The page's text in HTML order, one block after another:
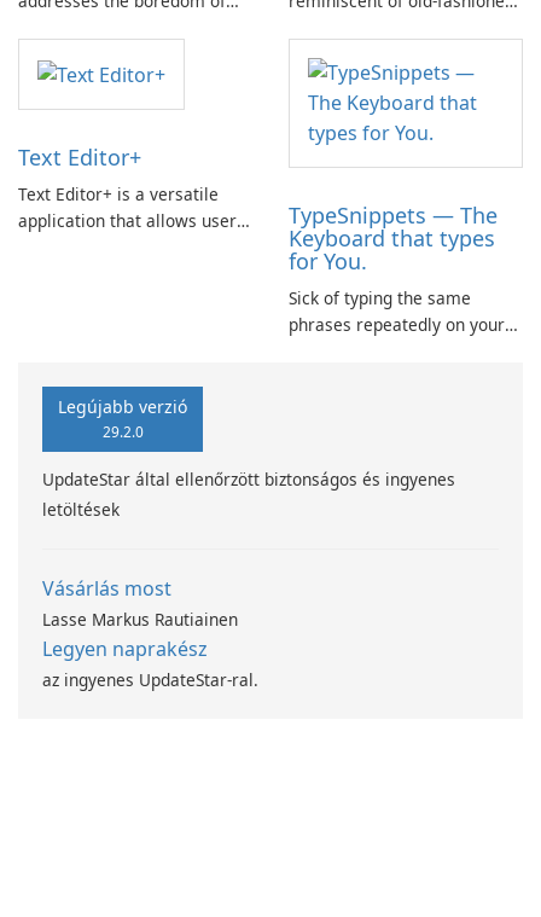
to create custom visuals.
a nostalgic typing experience
that may appeal to
individuals seeking a touch of
familiarity.
Text Editor+
Text Editor+ is a versatile
application that allows users
Dropbox …
TypeSnippets — The
Keyboard that types
for You.
Sick of typing the same
phrases repeatedly on your
Legújabb verzió
29.2.0
UpdateStar által ellenőrzött biztonságos és ingyenes
letöltések
Vásárlás most
Lasse Markus Rautiainen
Legyen naprakész
az ingyenes UpdateStar-ral.